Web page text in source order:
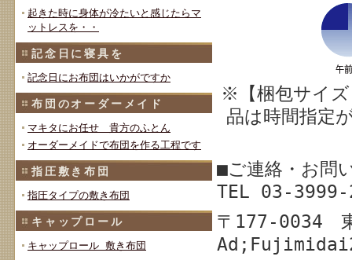
起きた時に身体が冷たいと感じたらマ
ットレスを・・
記念日に寝具を
記念日にお布団はいかがですか
布団のオーダーメイド
マキタにお任せ 貴方のふとん
オーダーメイドで布団を作る工程です
指圧敷き布団
指圧タイプの敷き布団
キャップロール
キャップロール 敷き布団
※【梱包サイズ
品は時間指定
■ご連絡・お問
TEL 03-
〒177-0034